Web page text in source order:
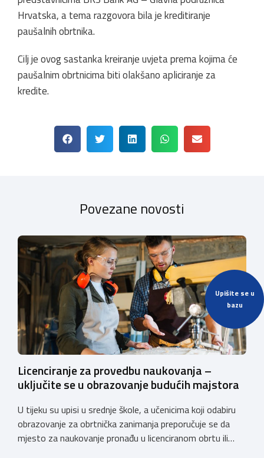
Upišite se u
bazu
Hrvatska, a tema razgovora bila je kreditiranje
paušalnih obrtnika.
Cilj je ovog sastanka kreiranje uvjeta prema kojima će
paušalnim obrtnicima biti olakšano apliciranje za
kredite.
Povezane novosti
Licenciranje za provedbu naukovanja –
uključite se u obrazovanje budućih majstora
U tijeku su upisi u srednje škole, a učenicima koji odabiru
obrazovanje za obrtnička zanimanja preporučuje se da
mjesto za naukovanje pronađu u licenciranom obrtu ili